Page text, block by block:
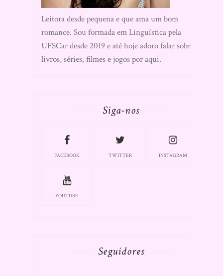
romance. Sou formada em Linguística pela
UFSCar desde 2019 e até hoje adoro falar sobre
livros, séries, filmes e jogos por aqui.
FACEBOOK TWITTER INSTAGRAM
YOUTUBE